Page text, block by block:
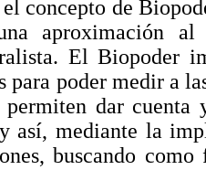
concepto de
aproximación al
El Biopoder
para poder medir a
permiten dar
así, mediante la
buscando